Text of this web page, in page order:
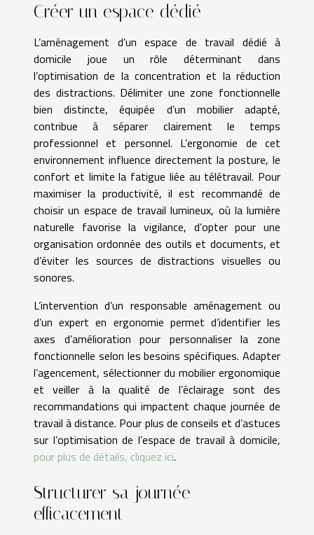
Créer un espace dédié
L’aménagement d’un espace de travail dédié à
domicile joue un rôle déterminant dans
l’optimisation de la concentration et la réduction
des distractions. Délimiter une zone fonctionnelle
bien distincte, équipée d’un mobilier adapté,
contribue à séparer clairement le temps
professionnel et personnel. L’ergonomie de cet
environnement influence directement la posture, le
confort et limite la fatigue liée au télétravail. Pour
maximiser la productivité, il est recommandé de
choisir un espace de travail lumineux, où la lumière
naturelle favorise la vigilance, d’opter pour une
organisation ordonnée des outils et documents, et
d’éviter les sources de distractions visuelles ou
sonores.
L’intervention d’un responsable aménagement ou
d’un expert en ergonomie permet d’identifier les
axes d’amélioration pour personnaliser la zone
fonctionnelle selon les besoins spécifiques. Adapter
l’agencement, sélectionner du mobilier ergonomique
et veiller à la qualité de l’éclairage sont des
recommandations qui impactent chaque journée de
travail à distance. Pour plus de conseils et d’astuces
sur l’optimisation de l’espace de travail à domicile,
pour plus de détails, cliquez ici.
Structurer sa journée
efficacement